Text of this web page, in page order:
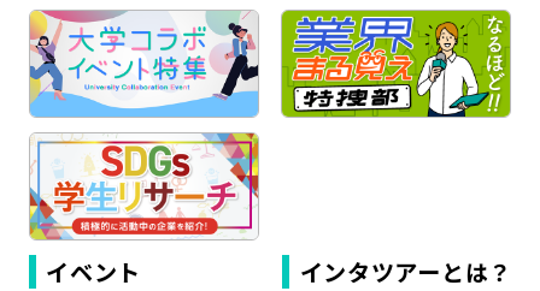
イベント インタツアーとは？